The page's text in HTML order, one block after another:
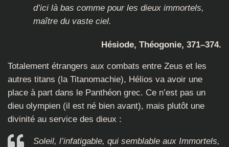
d’ici là bas comme pour les dieux immortels,
maître du vaste ciel.
Hésiode, Théogonie, 371–374.
Totalement étrangers aux combats entre Zeus et les
autres titans (la Titanomachie), Hélios va avoir une
place à part dans le Panthéon grec. Ce n’est pas un
dieu olympien (il est né bien avant), mais plutôt une
divinité au service des dieux :
Soleil, l’infatigable, qui semblable aux Immortels,